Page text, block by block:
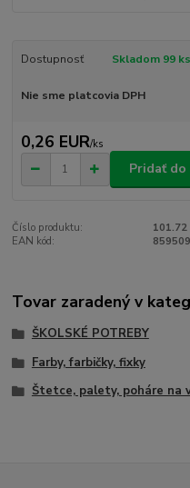
Dostupnosť Skladom 99 ks
Nie sme platcovia DPH
0,26 EUR/ks
Pridať do
Číslo produktu:
101.72
EAN kód:
Tovar zaradený v
ŠKOLSKÉ POTREBY
Farby, farbičky, fixky
Štetce, palety, poháre na